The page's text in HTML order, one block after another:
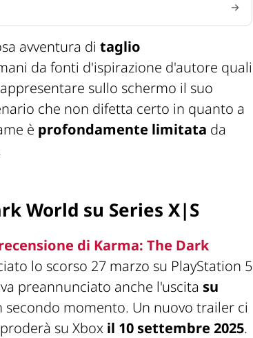
avventura di taglio
da fonti d'ispirazione d'autore quali
sullo schermo il suo
che non difetta certo in quanto a
è profondamente limitata da
World su Series X|S
di Karma: The Dark
lo scorso 27 marzo su PlayStation 5
preannunciato anche l'uscita su
momento. Un nuovo trailer ci
su Xbox il 10 settembre 2025.